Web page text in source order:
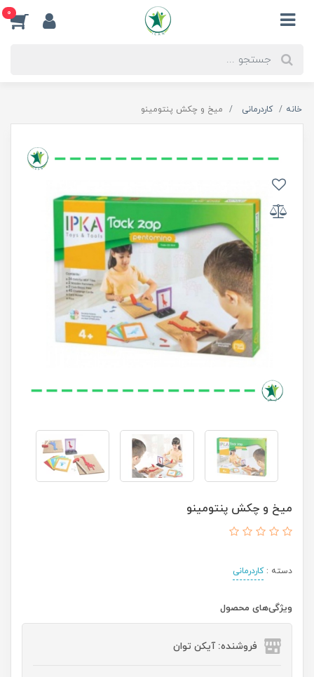
0
خانه کاردرمانی میخ و چکش پنتومینو
میخ و چکش پنتومینو
دسته :کاردرمانی
ویژگی‌های محصول
فروشنده: آیکن توان